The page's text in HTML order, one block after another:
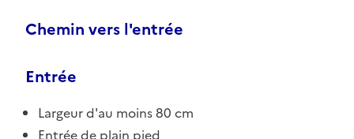
Chemin vers l'entrée
Entrée
Largeur d'au moins 80 cm
Entrée de plain pied